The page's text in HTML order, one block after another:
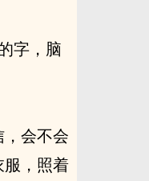
字，脑
会不会
，照着